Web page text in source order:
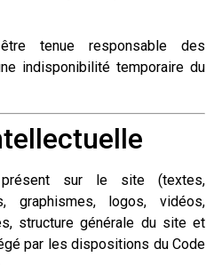
tenue responsable des
indisponibilité temporaire du
présent sur le site (textes,
graphismes, logos, vidéos,
structure générale du site et
par les dispositions du Code